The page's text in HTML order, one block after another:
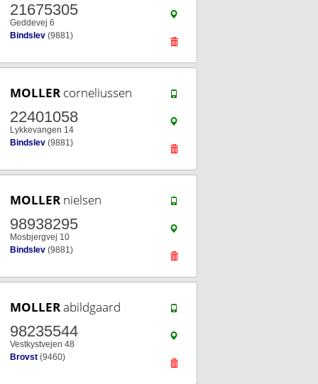
21675305
Geddevej 6
Bindslev (9881)
MOLLER corneliussen
22401058
Lykkevangen 14
Bindslev (9881)
MOLLER nielsen
98938295
Mosbjergvej 10
Bindslev (9881)
MOLLERabildgaard
98235544
Vestkystvejen 48
Brovst (9460)